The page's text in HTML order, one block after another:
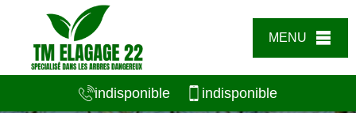
MENU
indisponible indisponible